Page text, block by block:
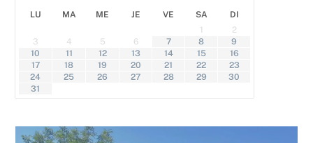
LU MA ME JE VE SA
DI
1
2
3
4 5 6 7 8
9
10
11 12 13 14 15
16
17
18 19 20 21 22
23
24
25 26 27 28 29
30
31